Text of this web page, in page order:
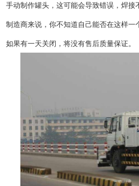
手动制作罐头，这可能会导致错误，焊
制造商来说，你不知道自己能否在这样一
如果有一天关闭，将没有售后质量保证。